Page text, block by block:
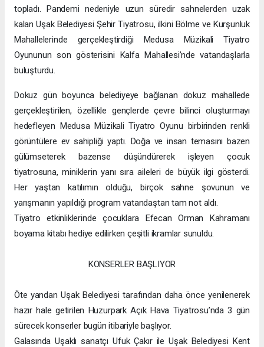
topladı. Pandemi nedeniyle uzun süredir sahnelerden uzak
kalan Uşak Belediyesi Şehir Tiyatrosu, ilkini Bölme ve Kurşunluk
Mahallelerinde gerçekleştirdiği Medusa Müzikali Tiyatro
Oyununun son gösterisini Kalfa Mahallesi’nde vatandaşlarla
buluşturdu.
Dokuz gün boyunca belediyeye bağlanan dokuz mahallede
gerçekleştirilen, özellikle gençlerde çevre bilinci oluşturmayı
hedefleyen Medusa Müzikali Tiyatro Oyunu birbirinden renkli
görüntülere ev sahipliği yaptı. Doğa ve insan temasını bazen
gülümseterek bazense düşündürerek işleyen çocuk
tiyatrosuna, miniklerin yanı sıra aileleri de büyük ilgi gösterdi.
Her yaştan katılımın olduğu, birçok sahne şovunun ve
yarışmanın yapıldığı program vatandaştan tam not aldı.
Tiyatro etkinliklerinde çocuklara Efecan Orman Kahramanı
boyama kitabı hediye edilirken çeşitli ikramlar sunuldu.
KONSERLER BAŞLIYOR
Öte yandan Uşak Belediyesi tarafından daha önce yenilenerek
hazır hale getirilen Huzurpark Açık Hava Tiyatrosu’nda 3 gün
sürecek konserler bugün itibariyle başlıyor.
Galasında Uşaklı sanatçı Ufuk Çakır ile Uşak Belediyesi Kent